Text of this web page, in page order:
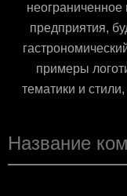
неограниченное
предприятия,
примеры
тематики и